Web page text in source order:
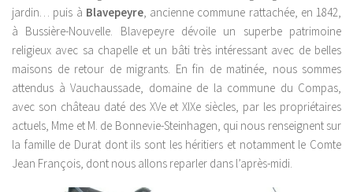
jardin… puis à Blavepeyre, ancienne commune rattachée, en 1842,
à Bussière-Nouvelle. Blavepeyre dévoile un superbe patrimoine
religieux avec sa chapelle et un bâti très intéressant avec de belles
maisons de retour de migrants. En fin de matinée, nous sommes
attendus à Vauchaussade, domaine de la commune du Compas,
avec son château daté des XVe et XIXe siècles, par les propriétaires
actuels, Mme et M. de Bonnevie-Steinhagen, qui nous renseignent sur
la famille de Durat dont ils sont les héritiers et notamment le Comte
Jean François, dont nous allons reparler dans l’après-midi.